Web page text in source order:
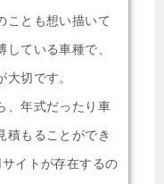
ことも想い描いて
ている車種で、
切です。
、年式だったり車
積もることができ
イトが存在するの